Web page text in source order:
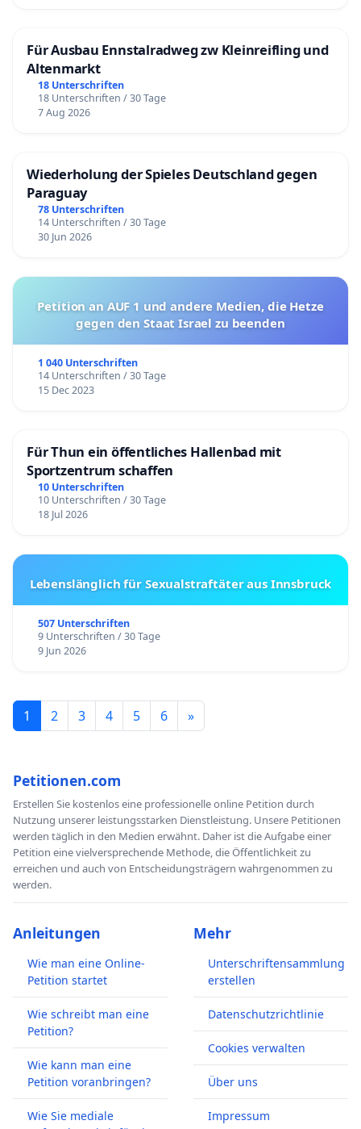
Für Ausbau Ennstalradweg zw Kleinreifling und
Altenmarkt
18 Unterschriften
18 Unterschriften / 30 Tage
7 Aug 2026
Wiederholung der Spieles Deutschland gegen
Paraguay
78 Unterschriften
14 Unterschriften / 30 Tage
30 Jun 2026
Petition an AUF 1 und andere Medien, die Hetze
gegen den Staat Israel zu beenden
1 040 Unterschriften
14 Unterschriften / 30 Tage
15 Dec 2023
Für Thun ein öffentliches Hallenbad mit
Sportzentrum schaffen
10 Unterschriften
10 Unterschriften / 30 Tage
18 Jul 2026
Lebenslänglich für Sexualstraftäter aus Innsbruck
507 Unterschriften
9 Unterschriften / 30 Tage
9 Jun 2026
1 2 3 4 5 6 »
Petitionen.com
Erstellen Sie kostenlos eine professionelle online Petition durch
Nutzung unserer leistungsstarken Dienstleistung. Unsere Petitionen
werden täglich in den Medien erwähnt. Daher ist die Aufgabe einer
Petition eine vielversprechende Methode, die Öffentlichkeit zu
erreichen und auch von Entscheidungsträgern wahrgenommen zu
werden.
Anleitungen
Wie man eine Online-
Petition startet
Wie schreibt man eine
Petition?
Wie kann man eine
Petition voranbringen?
Wie Sie mediale
Mehr
Unterschriftensammlung
erstellen
Datenschutzrichtlinie
Cookies verwalten
Über uns
Impressum